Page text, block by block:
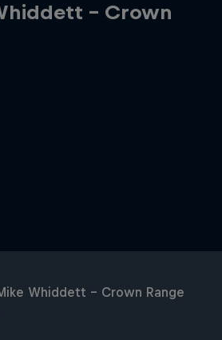
- Crown
Whiddett - Crown Range